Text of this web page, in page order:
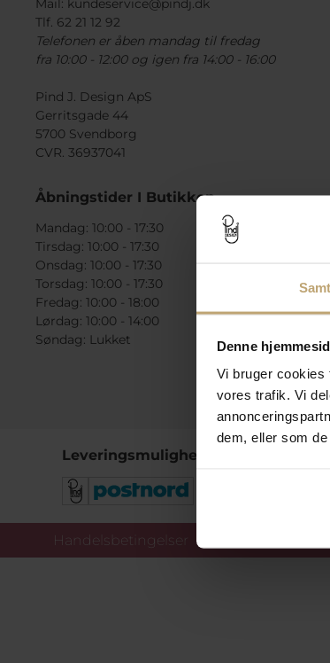
Denne
Vi bruger cookies
vores trafik. Vi
dem, eller som
Mail: kundeservice@pindj.dk
Tlf. 62 21 12 92
Telefonen er åben mandag til fredag
fra 10:00 - 12:00 og igen fra 14:00 - 16:00
Pind J. Design ApS
Gerritsgade 44
5700 Svendborg
CVR. 36937041
Åbningstider I Butikken
Mandag: 10:00 - 17:30
Tirsdag: 10:00 - 17:30
Onsdag: 10:00 - 17:30
Torsdag: 10:00 - 17:30
Fredag: 10:00 - 18:00
Lørdag: 10:00 - 14:00
Søndag: Lukket
Leveringsmuligheder
Handelsbetingelser